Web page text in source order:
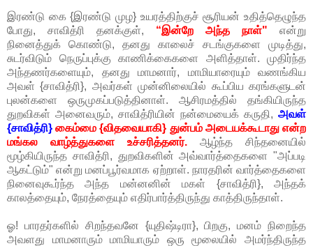
இரண்டு கை {இரண்டு முழ} உயரத்திற்குச் சூரியன் உதித்தெழுந்த
போது, சாவித்ரி தனக்குள், “இன்றே அந்த நாள்" என்று
நினைத்துக் கொண்டு, தனது காலைச் சடங்குகளை முடித்து,
சுடர்விடும் நெருப்புக்கு காணிக்கைகளை அளித்தாள். முதிர்ந்த
அந்தணர்களையும், தனது மாமனார், மாமியாரையும் வணங்கிய
அவள் {சாவித்ரி}, அவர்கள் முன்னிலையில் கூப்பிய கரங்களுடன்
புலன்களை ஒருமுகப்படுத்தினாள். ஆசிரமத்தில் தங்கியிருந்த
துறவிகள் அனைவரும், சாவித்ரியின் நன்மையைக் கருதி, அவள்
{சாவித்ரி}கைம்மை {விதவையாகி} துன்பம் அடையக்கூடாது என்ற
மங்கல வாழ்த்துகளை உச்சரித்தனர். ஆழ்ந்த சிந்தனையில்
மூழ்கியிருந்த சாவித்ரி, துறவிகளின் அவ்வார்த்தைகளை "அப்படி
ஆகட்டும்" என்று மனப்பூர்வமாக ஏற்றாள். நாரதரின் வார்த்தைகளை
நினைவுகூர்ந்த அந்த மன்னனின் மகள் {சாவித்ரி}, அந்தக்
காலத்தையும், நேரத்தையும் எதிர்பார்த்திருந்து காத்திருந்தாள்.
ஓ! பாரதர்களில் சிறந்தவனே {யுதிஷ்டிரா}, பிறகு, மனம் நிறைந்த
அவளது மாமனாரும் மாமியாரும் ஒரு மூலையில் அமர்ந்திருந்த